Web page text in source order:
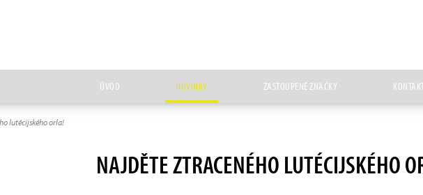
ÚVOD NOVINKY ZASTOUPENÉ ZNAČKY
lutécijského orla!
NAJDĚTE ZTRACENÉHO LUTÉCIJSKÉHO